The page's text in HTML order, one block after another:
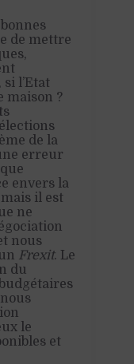
de mettre
l’Etat
maison ?
de la
erreur
envers la
il est
ne
nous
Frexit. Le
du
le
et